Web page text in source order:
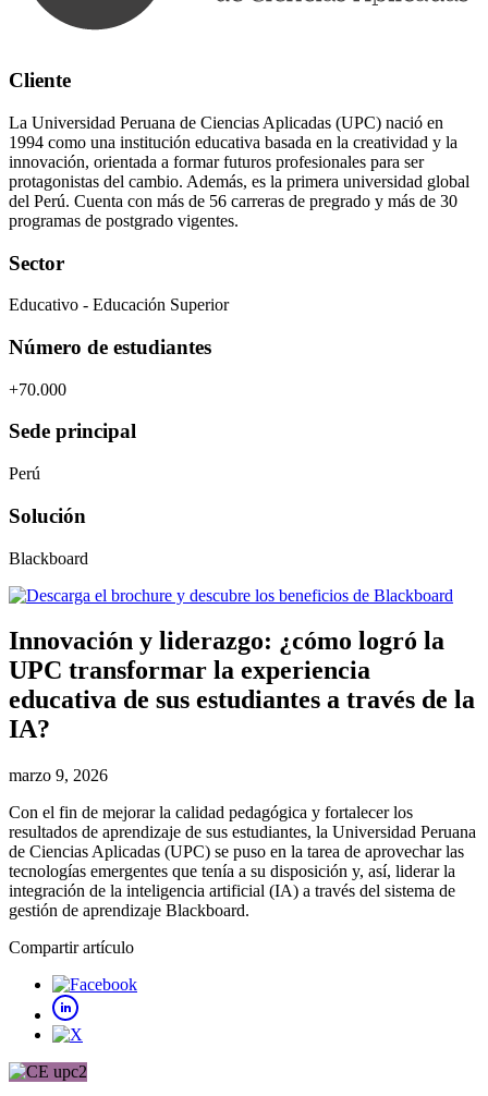
Cliente
La Universidad Peruana de Ciencias Aplicadas (UPC) nació en
1994 como una institución educativa basada en la creatividad y la
innovación, orientada a formar futuros profesionales para ser
protagonistas del cambio. Además, es la primera universidad global
del Perú. Cuenta con más de 56 carreras de pregrado y más de 30
programas de postgrado vigentes.
Sector
Educativo - Educación Superior
Número de estudiantes
+70.000
Sede principal
Perú
Solución
Blackboard
Innovación y liderazgo: ¿cómo logró la
UPC transformar la experiencia
educativa de sus estudiantes a través de la
IA?
marzo 9, 2026
Con el fin de mejorar la calidad pedagógica y fortalecer los
resultados de aprendizaje de sus estudiantes, la Universidad Peruana
de Ciencias Aplicadas (UPC) se puso en la tarea de aprovechar las
tecnologías emergentes que tenía a su disposición y, así, liderar la
integración de la inteligencia artificial (IA) a través del sistema de
gestión de aprendizaje Blackboard.
Compartir artículo